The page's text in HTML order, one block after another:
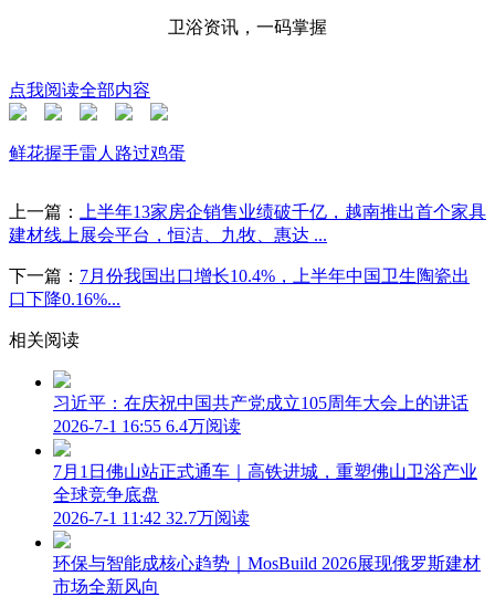
卫浴资讯，一码掌握
点我阅读全部内容
鲜花握手雷人 路过鸡蛋
上一篇：
上半年13家房企销售业绩破千亿，越南推出首个家具
建材线上展会平台，恒洁、九牧、惠达 ...
下一篇： 7月份我国出口增长10.4%，上半年中国卫生陶瓷出
口下降0.16%...
相关阅读
习近平：在庆祝中国共产党成立105周年大会上的讲话
2026-7-1 16:55 6.4万阅读
7月1日佛山站正式通车｜高铁进城，重塑佛山卫浴产业
全球竞争底盘
2026-7-1 11:42 32.7万阅读
环保与智能成核心趋势｜MosBuild 2026展现俄罗斯建材
市场全新风向